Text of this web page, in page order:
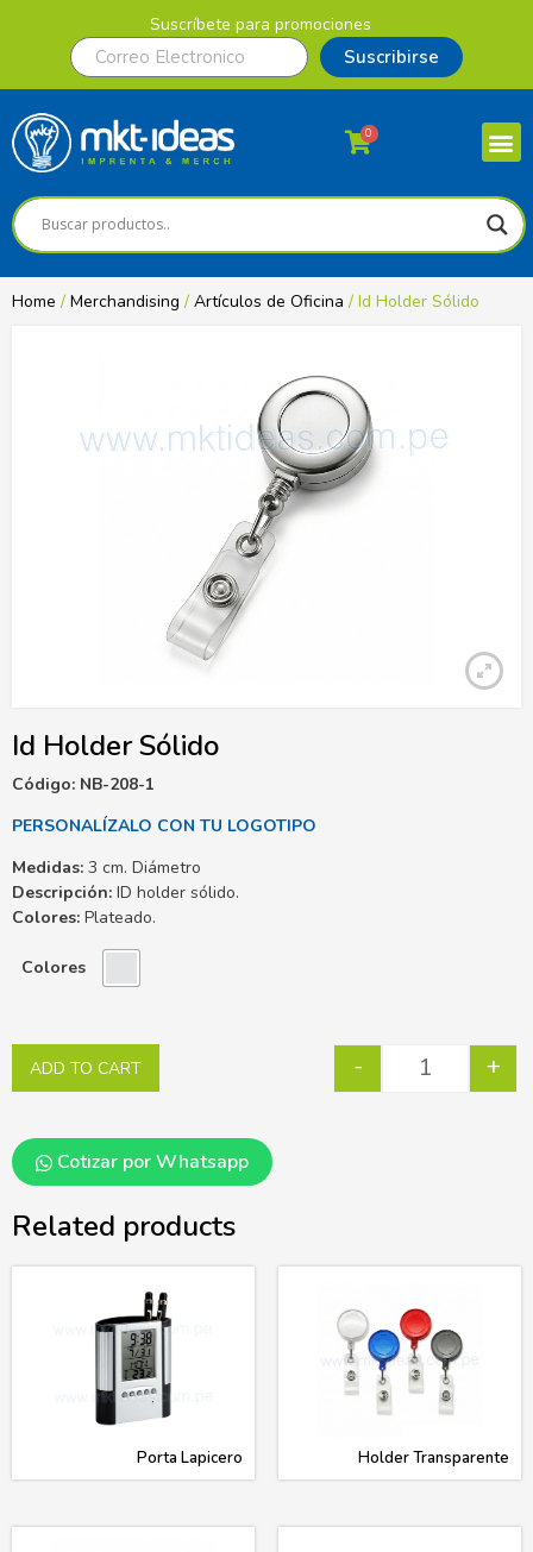
Suscríbete para promociones
Suscribirse
0
Home / Merchandising / Artículos de Oficina / Id Holder Sólido
Id Holder Sólido
Código: NB-208-1
PERSONALÍZALO CON TU LOGOTIPO
Medidas: 3 cm. Diámetro
Descripción: ID holder sólido.
Colores: Plateado.
Colores
- +
ADD TO CART
Cotizar por Whatsapp
Related products
Porta Lapicero Holder Transparente